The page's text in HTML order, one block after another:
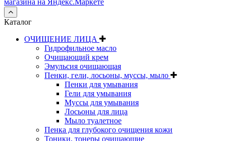
Каталог
ОЧИЩЕНИЕ ЛИЦА
Гидрофильное масло
Очищающий крем
Эмульсия очищающая
Пенки, гели, лосьоны, муссы, мыло
Пенки для умывания
Гели для умывания
Муссы для умывания
Лосьоны для лица
Мыло туалетное
Пенка для глубокого очищения кожи
Тоники, тонеры очищающие